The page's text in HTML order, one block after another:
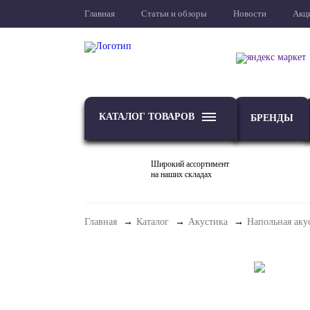
Главная Статьи и обзоры Новости
КАТАЛОГ ТОВАРОВ БРЕНДЫ
Широкий ассортимент
на наших складах
Главная Каталог Акустика Напольная